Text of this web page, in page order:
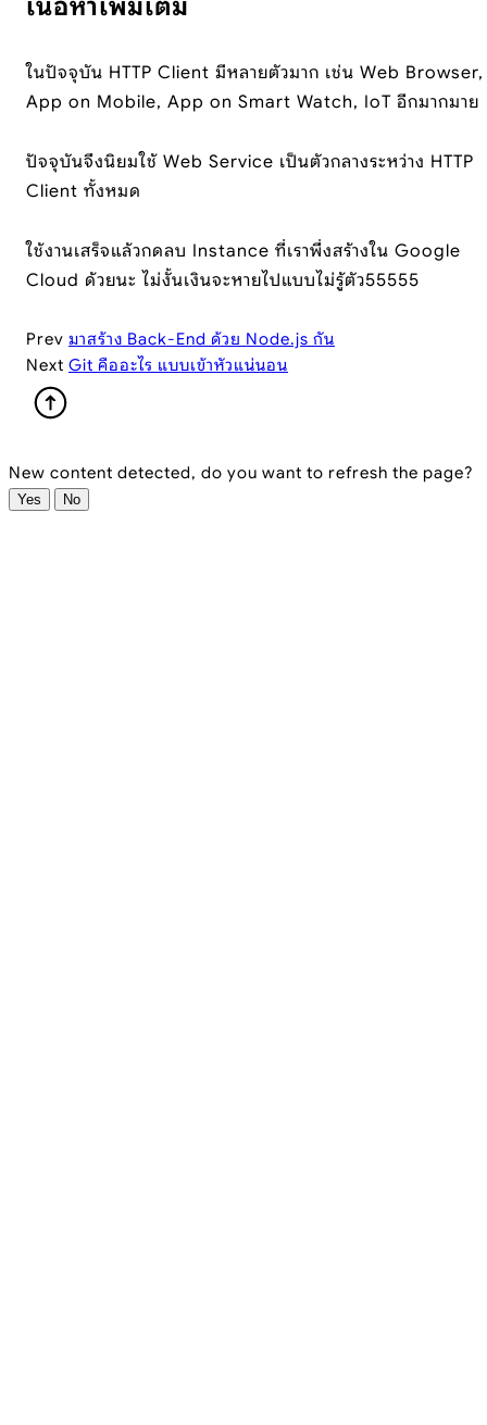
ในปัจจุบัน HTTP Client มีหลายตัวมาก เช่น Web Browser,
App on Mobile, App on Smart Watch, IoT อีกมากมาย
ปัจจุบันจึงนิยมใช้ Web Service เป็นตัวกลางระหว่าง HTTP
Client ทั้งหมด
ใช้งานเสร็จแล้วกดลบ Instance ที่เราพึ่งสร้างใน Google
Cloud ด้วยนะ ไม่งั้นเงินจะหายไปแบบไม่รู้ตัว55555
Prev มาสร้าง Back-End ด้วย Node.js กัน
Next Git คืออะไร แบบเข้าหัวแน่นอน
New content detected, do you want to refresh the page?
Yes No